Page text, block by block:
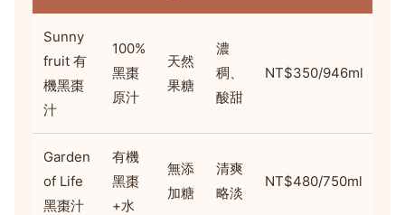
Sunny
fruit 有
機黑棗
汁
100%
黑棗
原汁
天然
果糖
濃
稠、
酸甜
NT$350/946ml
Garden
of Life
黑棗汁
有機
黑棗
+水
無添
加糖
清爽
略淡
NT$480/750ml